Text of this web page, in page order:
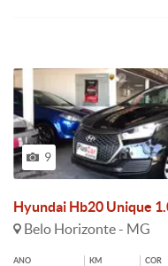
9
Hyundai Hb20 Unique
Belo Horizonte - MG
ANO KM COR